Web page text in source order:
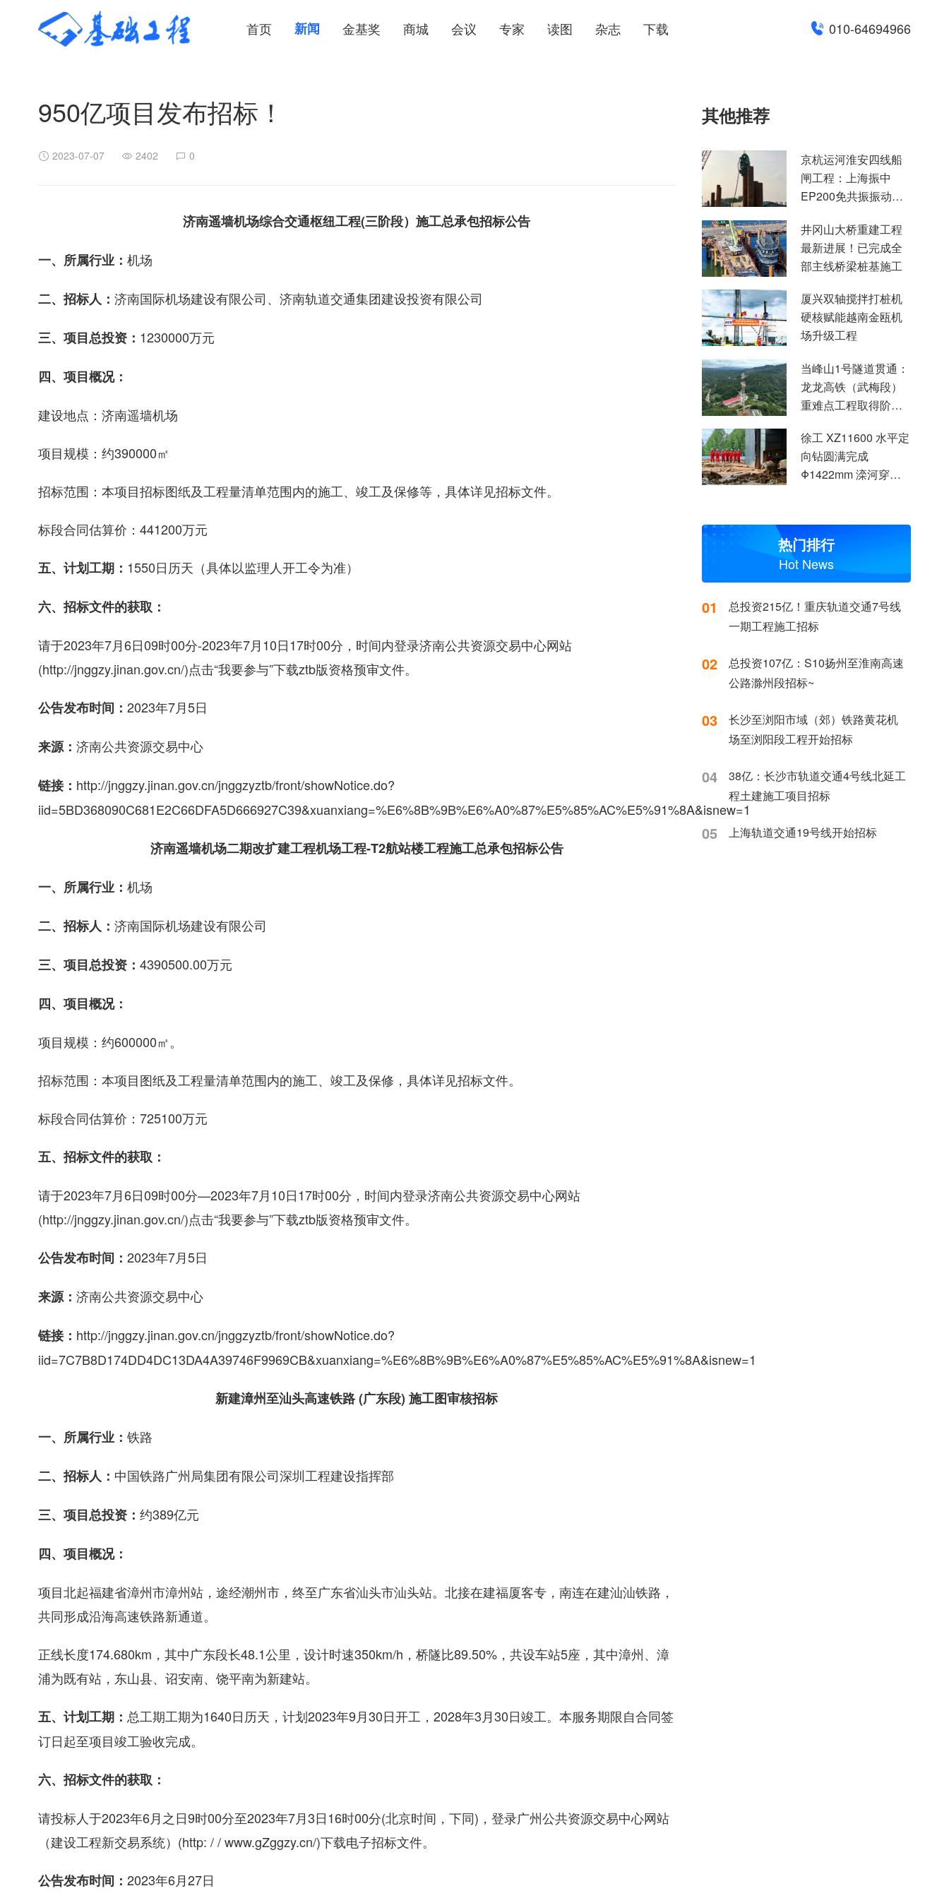
首页 新闻 金基奖 商城 会议 专家 读图 杂志 下载 010-64694966
950亿项目发布招标！
2023-07-07 2402 0
济南遥墙机场综合交通枢纽工程(三阶段）施工总承包招标公告
一、所属行业： 机场
二、招标人： 济南国际机场建设有限公司、济南轨道交通集团建设投资有限公司
三、项目总投资： 1230000万元
四、项目概况：
建设地点：济南遥墙机场
项目规模：约390000㎡
招标范围：本项目招标图纸及工程量清单范围内的施工、竣工及保修等，具体详见招标文件。
标段合同估算价：441200万元
五、计划工期： 1550日历天（具体以监理人开工令为准）
六、招标文件的获取：
请于2023年7月6日09时00分-2023年7月10日17时00分，时间内登录济南公共资源交易中心网站
(http://jnggzy.jinan.gov.cn/)点击“我要参与”下载ztb版资格预审文件。
公告发布时间： 2023年7月5日
来源： 济南公共资源交易中心
链接： http://jnggzy.jinan.gov.cn/jnggzyztb/front/showNotice.do?
iid=5BD368090C681E2C66DFA5D666927C39&xuanxiang=%E6%8B%9B%E6%A0%87%E5%85%AC%E5%91%8A&isnew=1‍
济南遥墙机场二期改扩建工程机场工程-T2航站楼工程施工总承包招标公告
一、所属行业： 机场
二、招标人： 济南国际机场建设有限公司
三、项目总投资： 4390500.00万元
四、项目概况：
项目规模：约600000㎡。
招标范围：本项目图纸及工程量清单范围内的施工、竣工及保修，具体详见招标文件。
标段合同估算价：725100万元
五、招标文件的获取：
请于2023年7月6日09时00分—2023年7月10日17时00分，时间内登录济南公共资源交易中心网站
(http://jnggzy.jinan.gov.cn/)点击“我要参与”下载ztb版资格预审文件。
公告发布时间： 2023年7月5日
来源： 济南公共资源交易中心
链接： http://jnggzy.jinan.gov.cn/jnggzyztb/front/showNotice.do?
iid=7C7B8D174DD4DC13DA4A39746F9969CB&xuanxiang=%E6%8B%9B%E6%A0%87%E5%85%AC%E5%91%8A&isnew=1‍
新建漳州至汕头高速铁路 (广东段) 施工图审核招标
一、所属行业： 铁路
二、招标人： 中国铁路广州局集团有限公司深圳工程建设指挥部
三、项目总投资： 约389亿元
四、项目概况：
项目北起福建省漳州市漳州站，途经潮州市，终至广东省汕头市汕头站。北接在建福厦客专，南连在建汕汕铁路，
共同形成沿海高速铁路新通道。
正线长度174.680km，其中广东段长48.1公里，设计时速350km/h，桥隧比89.50%，共设车站5座，其中漳州、漳
浦为既有站，东山县、诏安南、饶平南为新建站。
五、计划工期： 总工期工期为1640日历天，计划2023年9月30日开工，2028年3月30日竣工。本服务期限自合同签
订日起至项目竣工验收完成。
六、招标文件的获取：
请投标人于2023年6月之日9时00分至2023年7月3日16时00分(北京时间，下同)，登录广州公共资源交易中心网站
（建设工程新交易系统）(http: / / www.gZggzy.cn/)下载电子招标文件。
公告发布时间： 2023年6月27日
其他推荐
京杭运河淮安四线船
闸工程：上海振中
EP200免共振振动锤
点项目建设
井冈山大桥重建工程
最新进展！已完成全
部主线桥梁桩基施工
厦兴双轴搅拌打桩机
硬核赋能越南金瓯机
场升级工程
当峰山1号隧道贯通：
龙龙高铁（武梅段）
重难点工程取得阶段
徐工 XZ11600 水平定
向钻圆满完成
Φ1422mm 滦河穿越
热门排行
Hot News
01
总投资215亿！重庆轨道交通7号线
一期工程施工招标
02
总投资107亿：S10扬州至淮南高速
公路滁州段招标~
03
长沙至浏阳市域（郊）铁路黄花机
场至浏阳段工程开始招标
04
38亿：长沙市轨道交通4号线北延工
程土建施工项目招标
05 上海轨道交通19号线开始招标